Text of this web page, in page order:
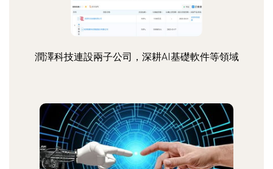
潤澤科技連設兩子公司，深耕AI基礎軟件等領域